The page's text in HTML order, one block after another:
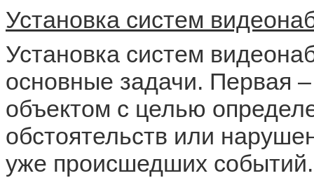
Установка систем
Установка систем
основные задачи. Первая
объектом с целью
обстоятельств или
уже происшедших событий.